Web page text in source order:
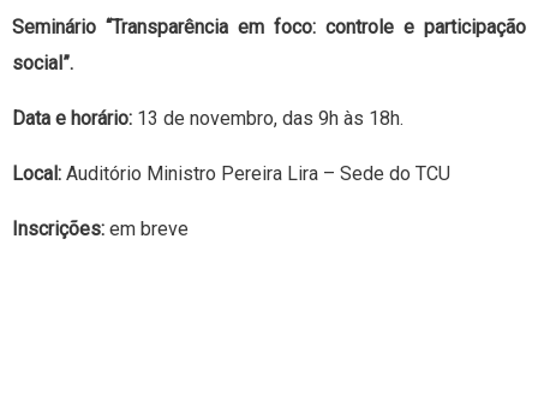
Seminário “Transparência em foco: controle e participação
social”.
Data e horário: 13 de novembro, das 9h às 18h.
Local: Auditório Ministro Pereira Lira – Sede do TCU
Inscrições: em breve